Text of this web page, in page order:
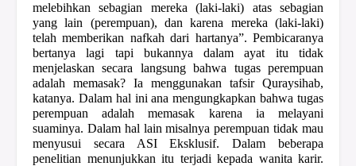
melebihkan sebagian mereka (laki-laki) atas sebagian
yang lain (perempuan), dan karena mereka (laki-laki)
telah memberikan nafkah dari hartanya”. Pembicaranya
bertanya lagi tapi bukannya dalam ayat itu tidak
menjelaskan secara langsung bahwa tugas perempuan
adalah memasak? Ia menggunakan tafsir Quraysihab,
katanya. Dalam hal ini ana mengungkapkan bahwa tugas
perempuan adalah memasak karena ia melayani
suaminya. Dalam hal lain misalnya perempuan tidak mau
menyusui secara ASI Eksklusif. Dalam beberapa
penelitian menunjukkan itu terjadi kepada wanita karir.